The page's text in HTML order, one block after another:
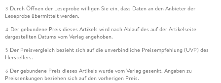
3 Durch Öffnen der Leseprobe willigen Sie ein, dass Daten an den Anbieter der
Leseprobe übermittelt werden.
4 Der gebundene Preis dieses Artikels wird nach Ablauf des auf der Artikelseite
dargestellten Datums vom Verlag angehoben.
5 Der Preisvergleich bezieht sich auf die unverbindliche Preisempfehlung (UVP) des
Herstellers.
6 Der gebundene Preis dieses Artikels wurde vom Verlag gesenkt. Angaben zu
Preissenkungen beziehen sich auf den vorherigen Preis.